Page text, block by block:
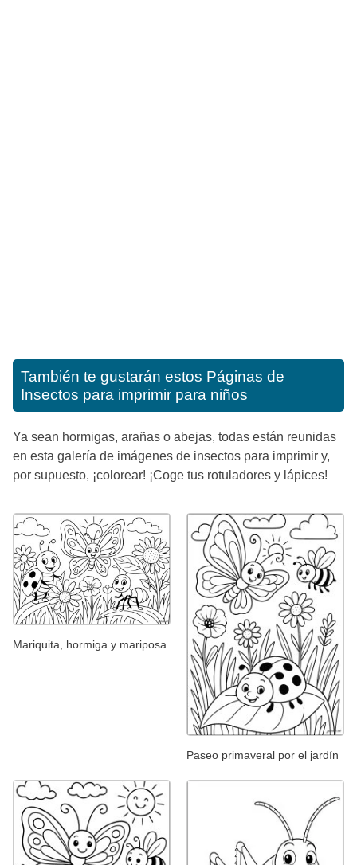
También te gustarán estos Páginas de
Insectos para imprimir para niños
Ya sean hormigas, arañas o abejas, todas están reunidas
en esta galería de imágenes de insectos para imprimir y,
por supuesto, ¡colorear! ¡Coge tus rotuladores y lápices!
Mariquita, hormiga y mariposa
Paseo primaveral por el jardín